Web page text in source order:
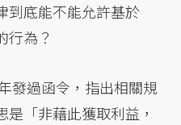
底能不能允許基於
行為？
發過函令，指出相關規
「非藉此獲取利益，